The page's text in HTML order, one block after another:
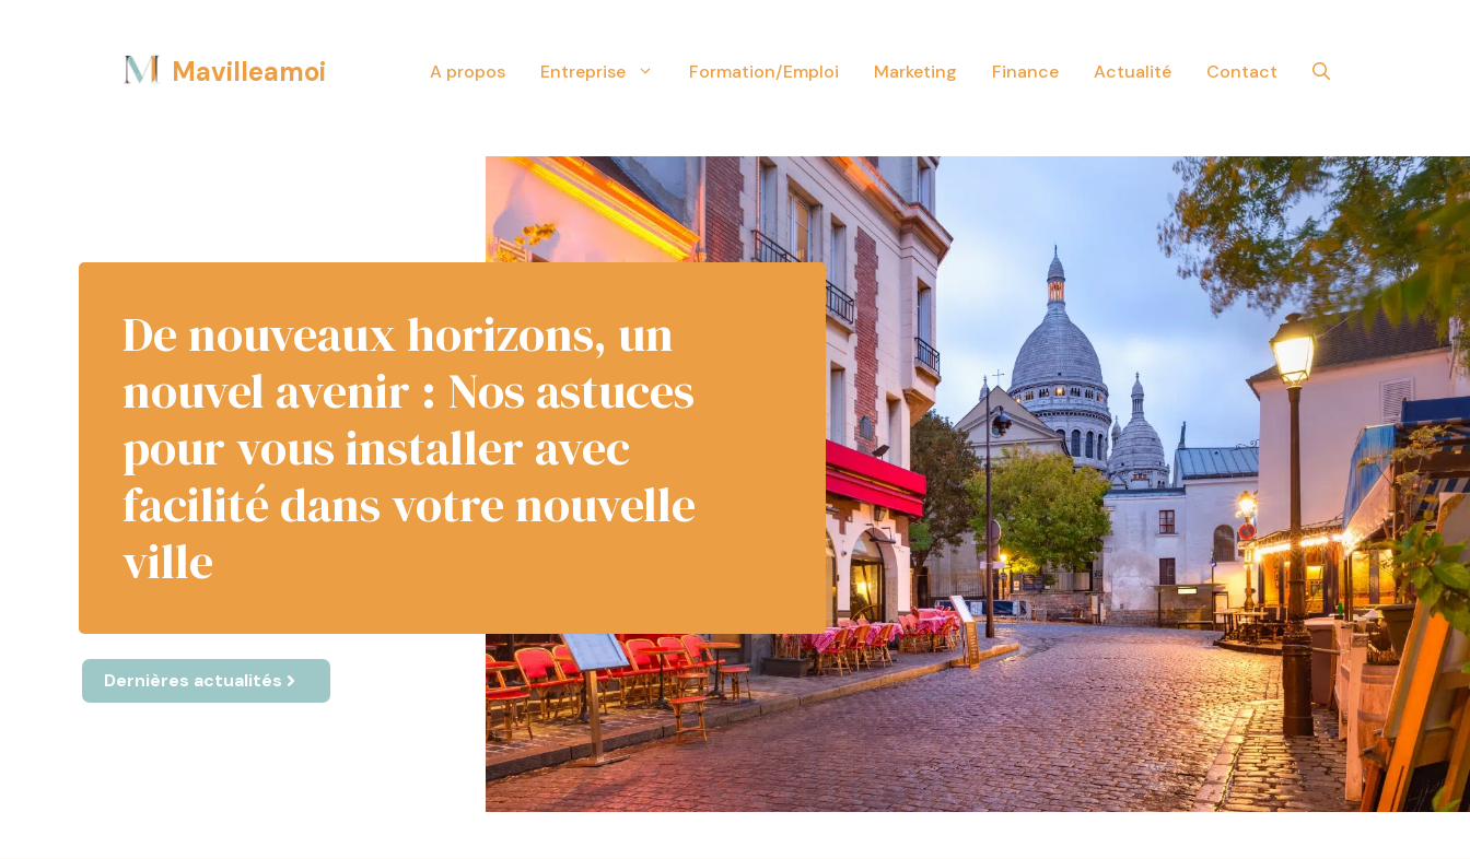
Mavilleamoi A propos Entreprise Formation/Emploi Marketing Finance Actualité Contact
De nouveaux horizons, un
nouvel avenir : Nos astuces
pour vous installer avec
facilité dans votre nouvelle
ville
Dernières actualités